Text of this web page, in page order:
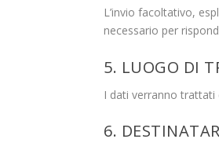
L’invio facoltativo,
necessario per
5. LUOGO DI
I dati verranno
6.